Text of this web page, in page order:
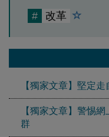
# 改革
【獨家文章】堅定
【獨家文章】警惕
群